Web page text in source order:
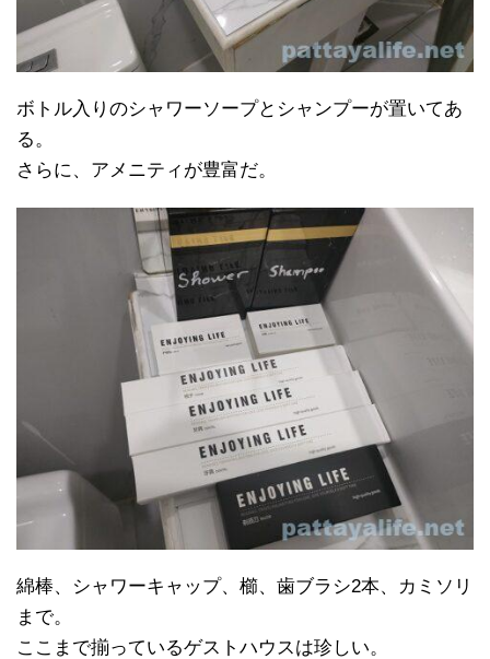
ボトル入りのシャワーソープとシャンプーが置いてあ
る。
さらに、アメニティが豊富だ。
綿棒、シャワーキャップ、櫛、歯ブラシ2本、カミソリ
まで。
ここまで揃っているゲストハウスは珍しい。